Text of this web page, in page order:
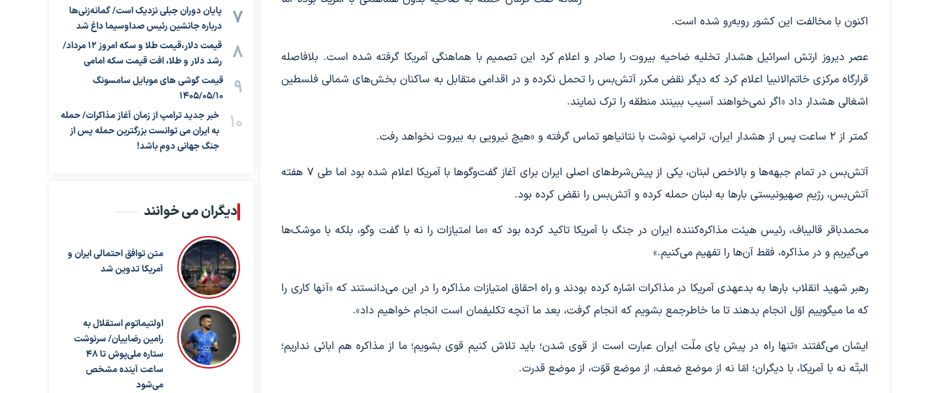
اکنون با مخالفت این کشور روبه‌رو شده است.
عصر دیروز ارتش اسرائیل هشدار تخلیه ضاحیه بیروت را صادر و اعلام کرد این تصمیم با هماهنگی آمریکا گرفته شده است. بلافاصله
قرارگاه مرکزی خاتم‌الانبیا اعلام کرد که دیگر نقض مکرر آتش‌بس را تحمل نکرده و در اقدامی متقابل به ساکنان بخش‌های شمالی فلسطین
اشغالی هشدار داد «اگر نمی‌خواهند آسیب ببینند منطقه را ترک نمایند.
کمتر از ۲ ساعت پس از هشدار ایران، ترامپ نوشت با نتانیاهو تماس گرفته و «هیچ نیرویی به بیروت نخواهد رفت.
آتش‌بس در تمام جبهه‌ها و بالاخص لبنان، یکی از پیش‌شرط‌های اصلی ایران برای آغاز گفت‌وگوها با آمریکا اعلام شده بود اما طی ۷ هفته
آتش‌بس، رژیم صهیونیستی بارها به لبنان حمله کرده و آتش‌بس را نقض کرده بود.
محمدباقر قالیباف، رئیس هیئت مذاکره‌کننده ایران در جنگ با آمریکا تاکید کرده بود که «ما امتیازات را نه با گفت وگو، بلکه با موشک‌ها
می‌گیریم و در مذاکره، فقط آن‌ها را تفهیم می‌کنیم.»
رهبر شهید انقلاب بارها به بدعهدی آمریکا در مذاکرات اشاره کرده بودند و راه احقاق امتیازات مذاکره را در این می‌دانستند که «آنها کاری را
که ما میگوییم اوّل انجام بدهند تا ما خاطرجمع بشویم که انجام گرفت، بعد ما آنچه تکلیفمان است انجام خواهیم داد».
ایشان می‌گفتند «تنها راه در پیش پای ملّت ایران عبارت است از قوی شدن؛ باید تلاش کنیم قوی بشویم؛ ما از مذاکره هم ابائی نداریم؛
البتّه نه با آمریکا، با دیگران؛ امّا نه از موضع ضعف، از موضع قوّت، از موضع قدرت.
پایان دوران جبلی نزدیک است/ گمانه‌زنی‌ها
درباره جانشین رئیس صداوسیما داغ شد
قیمت دلار،قیمت طلا و سکه امروز ۱۲ مرداد/
رشد دلار و طلا، افت قیمت سکه امامی
قیمت گوشی های موبایل سامسونگ
1405/05/10
خبر جدید ترامپ از زمان آغاز مذاکرات/ حمله
به ایران می توانست بزرگترین حمله پس از
جنگ جهانی دوم باشد!
دیگران می خوانند
متن توافق احتمالی ایران و
آمریکا تدوین شد
اولتیماتوم استقلال به
رامین رضاییان/ سرنوشت
ستاره ملی‌پوش تا ۴۸
ساعت آینده مشخص
می‌شود